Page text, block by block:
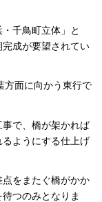
千鳥町立体」と
完成が要望されてい
面に向かう東行で
で、橋が架かれば
ようにする仕上げ
をまたぐ橋がかか
つのみとなりま